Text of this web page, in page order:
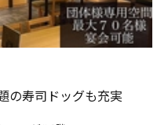
の寿司ドッグも充実